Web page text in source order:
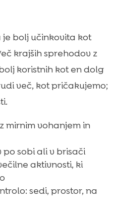
je bolj učinkovita kot
krajših sprehodov z
koristnih kot en dolg
več, kot pričakujemo;
mirnim vohanjem in
sobi ali v brisači
aktivnosti, ki
sedi, prostor, na